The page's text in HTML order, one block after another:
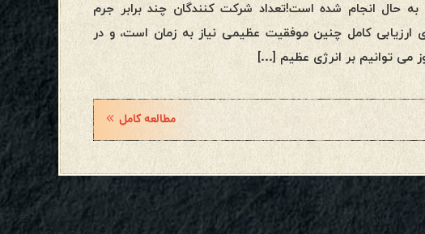
حال انجام شده است!تعداد شرکت کنندگان چند برابر جرم
ارزیابی کامل چنین موفقیت عظیمی نیاز به زمان است، و در
می توانیم بر انرژی عظیم […]
مطالعه کامل